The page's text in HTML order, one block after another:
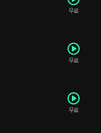
무료
무료
무료